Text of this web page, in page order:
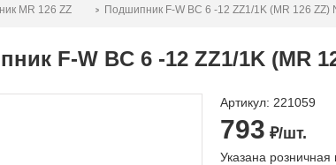
MR 126 ZZ Подшипник F-W BC 6 -12 ZZ1/1K (MR 126 ZZ)
F-W BC 6 -12 ZZ1/1K (MR
Артикул: 221059
793 ₽/шт.
Указана розничная